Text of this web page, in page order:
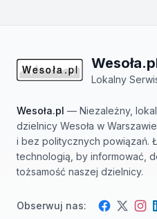
Lokalny
Wesoła.pl — Niezależny,
dzielnicy Wesoła w
i bez politycznych powiązań.
technologią, by informować,
tożsamość naszej dzielnicy.
Obserwuj nas: Facebook
Twitter